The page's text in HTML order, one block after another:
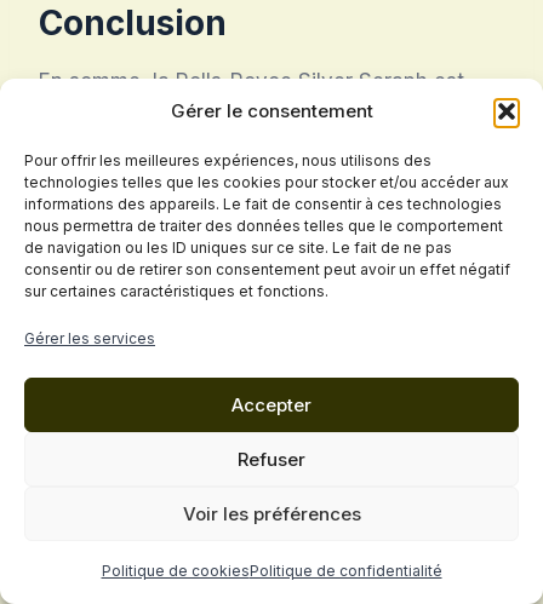
Gérer le consentement
Pour offrir les meilleures expériences, nous utilisons des
technologies telles que les cookies pour stocker et/ou accéder aux
informations des appareils. Le fait de consentir à ces technologies
nous permettra de traiter des données telles que le comportement
de navigation ou les ID uniques sur ce site. Le fait de ne pas
consentir ou de retirer son consentement peut avoir un effet négatif
sur certaines caractéristiques et fonctions.
Gérer les services
Accepter
Refuser
Voir les préférences
Politique de cookiesPolitique de confidentialité
Conclusion
En somme, la Rolls-Royce Silver Seraph est
bien plus qu’une simple voiture ; c’est une
symbole de luxe. Son design exquis, son
confort incomparable et ses performances
exceptionnelles en font un modèle
emblématique dans l’histoire de l’automobile.
Non seulement la Silver Seraph a redéfini ce
que signifie posséder une voiture de luxe, mais
elle a également établi des normes qui
impact culturel, la Rolls-Royce Silver Seraph
à fasciner les passionnés d’automobiles pour